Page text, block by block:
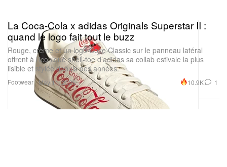
Footwear
La Coca-Cola x adidas Originals Superstar II :
quand le logo fait tout le buzz
Rouge, crème et un logo Coke Classic sur le panneau latéral
offrent à l’iconique shell-toe d’adidas sa collab estivale la plus
lisible et stylée depuis des années.
May 11, 2026 10.9K 1